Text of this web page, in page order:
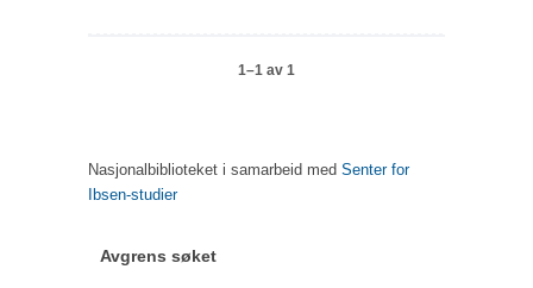
1–1 av 1
Nasjonalbiblioteket i samarbeid med Senter for
Ibsen-studier
Avgrens søket